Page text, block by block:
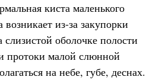
киста маленького
из-за закупорки
оболочке полости
протоки малой слюнной
на небе, губе, деснах.